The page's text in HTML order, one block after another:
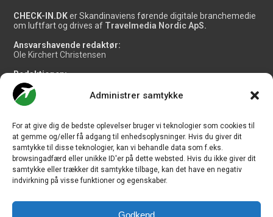
Administrer samtykke
For at give dig de bedste oplevelser bruger vi teknologier som cookies til
at gemme og/eller få adgang til enhedsoplysninger. Hvis du giver dit
samtykke til disse teknologier, kan vi behandle data som f.eks.
browsingadfærd eller unikke ID'er på dette websted. Hvis du ikke giver dit
samtykke eller trækker dit samtykke tilbage, kan det have en negativ
indvirkning på visse funktioner og egenskaber.
Godkend
CHECK-IN.DK er Skandinaviens førende digitale branchemedie
om luftfart og drives af Travelmedia Nordic ApS.
Ansvarshavende redaktør:
Ole Kirchert Christensen
Redaktionen:
Christian Granhøj Skouboe
Henrik Baumgarten
Danny Longhi Andreasen
Salg og jobannoncer:
salg@travelmedianordic.com
Vi tager ansvar for indholdet og er tilmeldt